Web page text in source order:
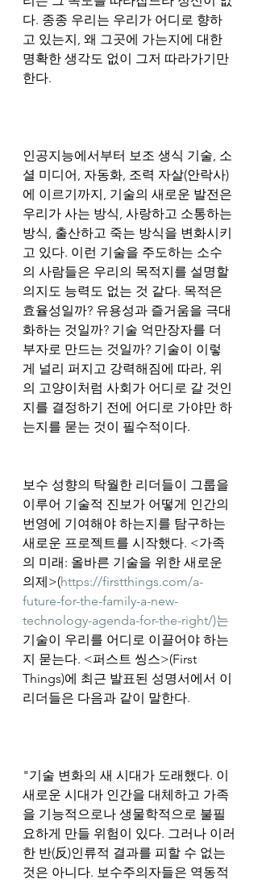
다. 종종 우리는 우리가 어디로 향하
고 있는지, 왜 그곳에 가는지에 대한
명확한 생각도 없이 그저 따라가기만
한다.
인공지능에서부터 보조 생식 기술, 소
셜 미디어, 자동화, 조력 자살(안락사)
에 이르기까지, 기술의 새로운 발전은
우리가 사는 방식, 사랑하고 소통하는
방식, 출산하고 죽는 방식을 변화시키
고 있다. 이런 기술을 주도하는 소수
의 사람들은 우리의 목적지를 설명할
의지도 능력도 없는 것 같다. 목적은
효율성일까? 유용성과 즐거움을 극대
화하는 것일까? 기술 억만장자를 더
부자로 만드는 것일까? 기술이 이렇
게 널리 퍼지고 강력해짐에 따라, 위
의 고양이처럼 사회가 어디로 갈 것인
지를 결정하기 전에 어디로 가야만 하
는지를 묻는 것이 필수적이다.
보수 성향의 탁월한 리더들이 그룹을
이루어 기술적 진보가 어떻게 인간의
번영에 기여해야 하는지를 탐구하는
새로운 프로젝트를 시작했다. <가족
의 미래: 올바른 기술을 위한 새로운
의제>(https://firstthings.com/a-
future-for-the-family-a-new-
technology-agenda-for-the-right/)는
기술이 우리를 어디로 이끌어야 하는
지 묻는다. <퍼스트 씽스>(First
Things)에 최근 발표된 성명서에서 이
리더들은 다음과 같이 말한다.
"기술 변화의 새 시대가 도래했다. 이
새로운 시대가 인간을 대체하고 가족
을 기능적으로나 생물학적으로 불필
요하게 만들 위험이 있다. 그러나 이러
한 반(反)인류적 결과를 피할 수 없는
것은 아니다. 보수주의자들은 역동적